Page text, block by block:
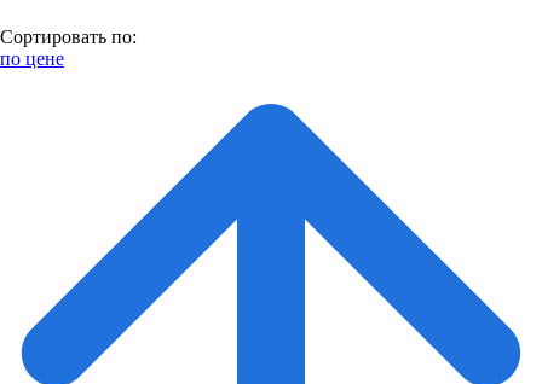
Сортировать по:
по цене